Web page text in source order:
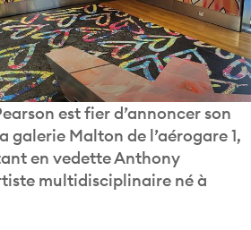
est fier d’annoncer son
galerie Malton de l’aérogare 1,
en vedette Anthony
multidisciplinaire né à